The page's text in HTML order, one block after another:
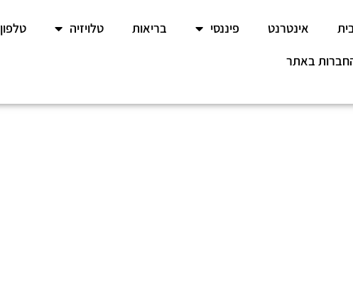
אינטרנט פיננסי בריאות טלויזיה טלפון
באתר